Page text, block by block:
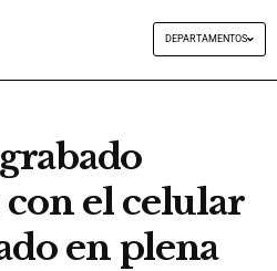
DEPARTAMENTOS
el celular
en plena